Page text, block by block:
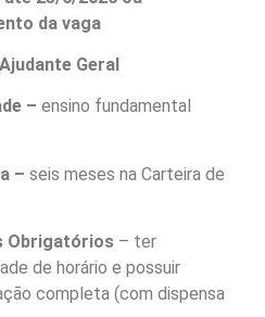
da vaga
Geral
– ensino fundamental
–seis meses na Carteira de
Obrigatórios – ter
de horário e possuir
completa (com dispensa